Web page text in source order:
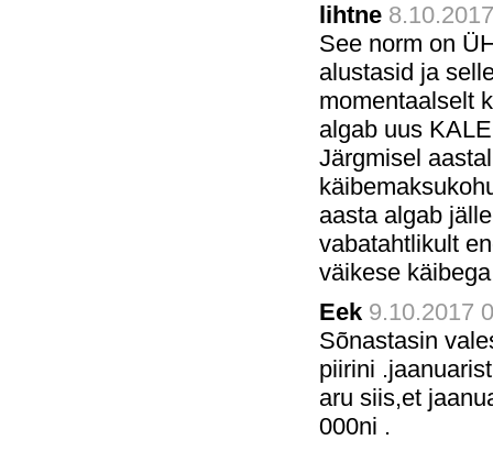
lihtne
See norm on
alustasid ja
momentaalselt
algab uus
Järgmisel
aasta algab
vabatahtlikult
väikese
Eek 9.10.2017
Sõnastasin
piirini
aru siis,et
000ni .